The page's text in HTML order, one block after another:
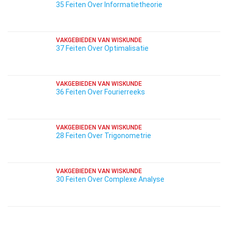
35 Feiten Over Informatietheorie
VAKGEBIEDEN VAN WISKUNDE
37 Feiten Over Optimalisatie
VAKGEBIEDEN VAN WISKUNDE
36 Feiten Over Fourierreeks
VAKGEBIEDEN VAN WISKUNDE
28 Feiten Over Trigonometrie
VAKGEBIEDEN VAN WISKUNDE
30 Feiten Over Complexe Analyse